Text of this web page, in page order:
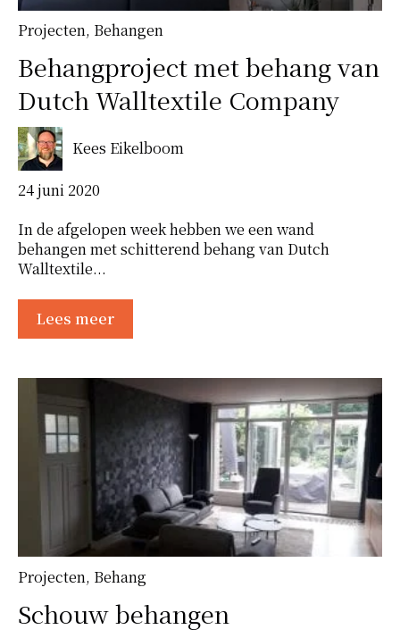
Projecten, Behangen
Behangproject met behang van
Dutch Walltextile Company
Kees Eikelboom
24 juni 2020
In de afgelopen week hebben we een wand
behangen met schitterend behang van Dutch
Walltextile...
Lees meer
Projecten, Behang
Schouw behangen